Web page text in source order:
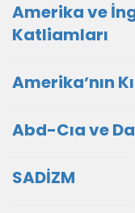
Amerika ve
Katliamları
Amerikaʼnın
Abd-Cıa ve
SADİZM